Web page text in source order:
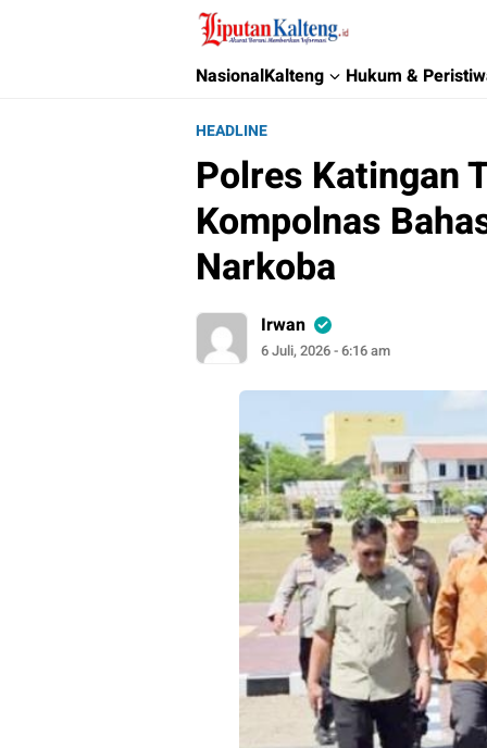
Liputan Kalteng
Akurat, Terpercaya & Independent
NasionalKalteng Hukum &
HEADLINE
Polres Katingan
Kompolnas
Narkoba
Irwan
6 Juli, 2026 - 6:16 am